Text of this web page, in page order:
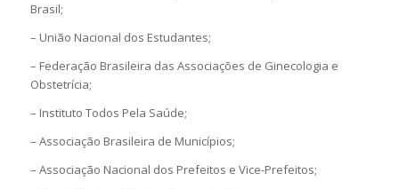
Brasil;
– União Nacional dos Estudantes;
– Federação Brasileira das Associações de Ginecologia e
Obstetrícia;
– Instituto Todos Pela Saúde;
– Associação Brasileira de Municípios;
– Associação Nacional dos Prefeitos e Vice-Prefeitos;